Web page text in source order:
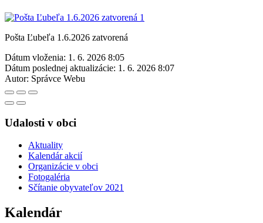
Pošta Ľubeľa 1.6.2026 zatvorená
Dátum vloženia: 1. 6. 2026 8:05
Dátum poslednej aktualizácie: 1. 6. 2026 8:07
Autor: Správce Webu
Udalosti v obci
Aktuality
Kalendár akcií
Organizácie v obci
Fotogaléria
Sčítanie obyvateľov 2021
Kalendár